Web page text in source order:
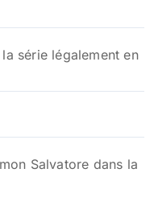
série légalement en
Salvatore dans la